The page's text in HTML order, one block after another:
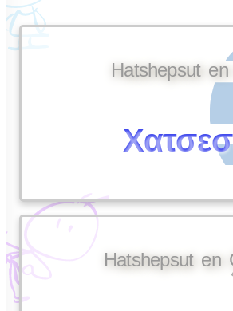
Hatshepsut
Hatshepsut en